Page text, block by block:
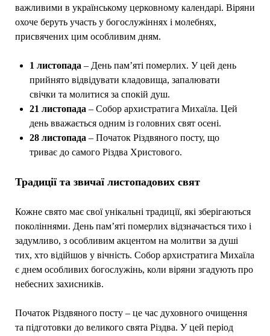
важливими в українському церковному календарі. Віряни
охоче беруть участь у богослужіннях і молебнях,
присвячених цим особливим дням.
1 листопада– День пам’яті померлих. У цей день
прийнято відвідувати кладовища, запалювати
свічки та молитися за спокій душ.
21 листопада– Собор архистратига Михаїла. Цей
день вважається одним із головних свят осені.
28 листопада– Початок Різдвяного посту, що
триває до самого Різдва Христового.
Традиції та звичаї листопадових свят
Кожне свято має свої унікальні традиції, які зберігаються
поколіннями. День пам’яті померлих відзначається тихо і
задумливо, з особливим акцентом на молитви за душі
тих, хто відійшов у вічність. Собор архистратига Михаїла
є днем особливих богослужінь, коли віряни згадують про
небесних захисників.
Початок Різдвяного посту – це час духовного очищення
та підготовки до великого свята Різдва. У цей період